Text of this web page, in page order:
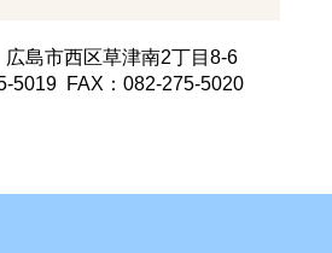
島市西区草津南2丁目8-6
5019 FAX：082-275-5020